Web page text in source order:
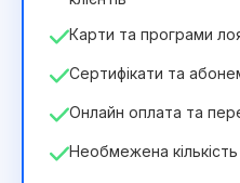
Карти та програми
Сертифікати та
Онлайн оплата та
Необмежена кількість